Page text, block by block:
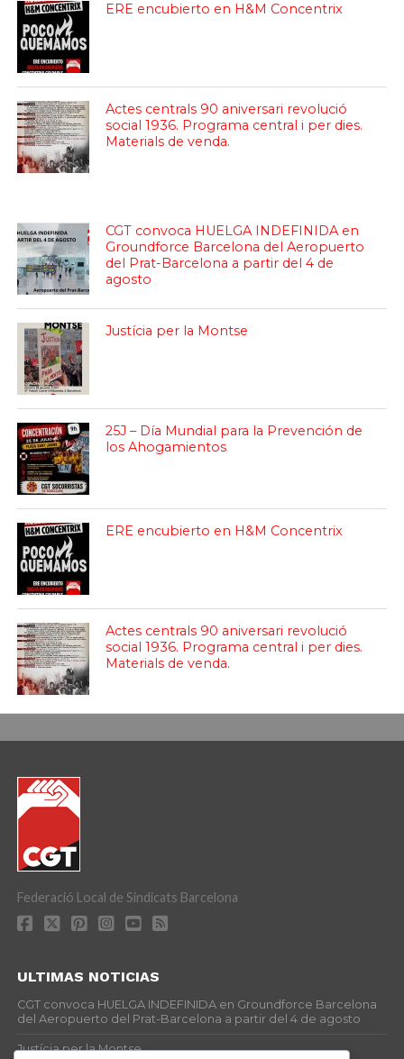
ERE encubierto en H&M Concentrix
Actes centrals 90 aniversari revolució
social 1936. Programa central i per dies.
Materials de venda.
CGT convoca HUELGA INDEFINIDA en
Groundforce Barcelona del Aeropuerto
del Prat-Barcelona a partir del 4 de
agosto
Justícia per la Montse
25J – Día Mundial para la Prevención de
los Ahogamientos
ERE encubierto en H&M Concentrix
Actes centrals 90 aniversari revolució
social 1936. Programa central i per dies.
Materials de venda.
Federació Local de Sindicats Barcelona
ULTIMAS NOTICIAS
CGT convoca HUELGA INDEFINIDA en Groundforce Barcelona
del Aeropuerto del Prat-Barcelona a partir del 4 de agosto
Justícia per la Montse